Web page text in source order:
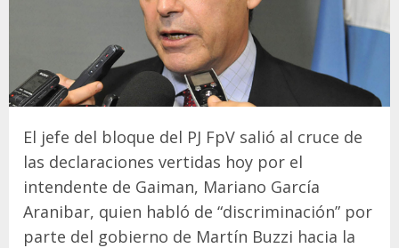
El jefe del bloque del PJ FpV salió al cruce de
las declaraciones vertidas hoy por el
intendente de Gaiman, Mariano García
Aranibar, quien habló de “discriminación” por
parte del gobierno de Martín Buzzi hacia la